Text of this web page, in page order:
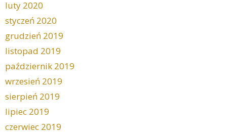
luty 2020
styczeń 2020
grudzień 2019
listopad 2019
październik 2019
wrzesień 2019
sierpień 2019
lipiec 2019
czerwiec 2019